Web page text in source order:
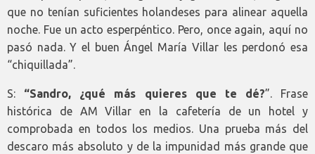
que no tenían suficientes holandeses para alinear aquella
noche. Fue un acto esperpéntico. Pero, once again, aquí no
pasó nada. Y el buen Ángel María Villar les perdonó esa
“chiquillada”.
S: “Sandro, ¿qué más quieres que te dé?”. Frase
histórica de AM Villar en la cafetería de un hotel y
comprobada en todos los medios. Una prueba más del
descaro más absoluto y de la impunidad más grande que